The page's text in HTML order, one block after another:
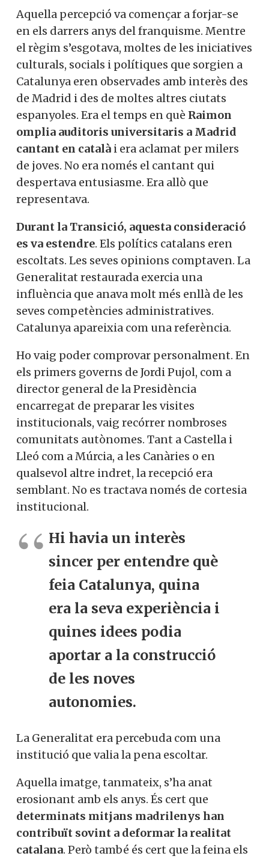
Aquella percepció va començar a forjar-se
en els darrers anys del franquisme. Mentre
el règim s’esgotava, moltes de les iniciatives
culturals, socials i polítiques que sorgien a
Catalunya eren observades amb interès des
de Madrid i des de moltes altres ciutats
espanyoles. Era el temps en què Raimon
omplia auditoris universitaris a Madrid
cantant en català i era aclamat per milers
de joves. No era només el cantant qui
despertava entusiasme. Era allò que
representava.
Durant la Transició, aquesta consideració
es va estendre. Els polítics catalans eren
escoltats. Les seves opinions comptaven. La
Generalitat restaurada exercia una
influència que anava molt més enllà de les
seves competències administratives.
Catalunya apareixia com una referència.
Ho vaig poder comprovar personalment. En
els primers governs de Jordi Pujol, com a
director general de la Presidència
encarregat de preparar les visites
institucionals, vaig recórrer nombroses
comunitats autònomes. Tant a Castella i
Lleó com a Múrcia, a les Canàries o en
qualsevol altre indret, la recepció era
semblant. No es tractava només de cortesia
institucional.
Hi havia un interès
sincer per entendre què
feia Catalunya, quina
era la seva experiència i
quines idees podia
aportar a la construcció
de les noves
autonomies.
La Generalitat era percebuda com una
institució que valia la pena escoltar.
Aquella imatge, tanmateix, s’ha anat
erosionant amb els anys. És cert que
determinats mitjans madrilenys han
contribuït sovint a deformar la realitat
catalana. Però també és cert que la feina els